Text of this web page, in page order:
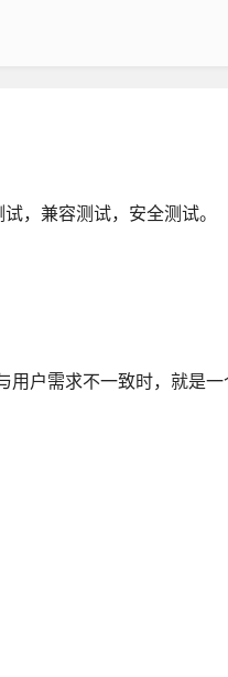
，兼容测试，安全测试。
户需求不一致时，就是一